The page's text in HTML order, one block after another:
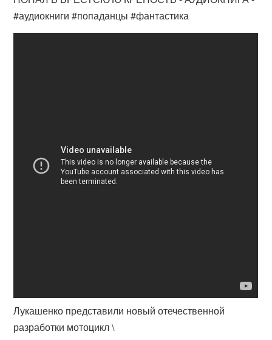
#аудиокниги #попаданцы #фантастика
Лукашенко представили новый отечественной
разработки мотоцикл \